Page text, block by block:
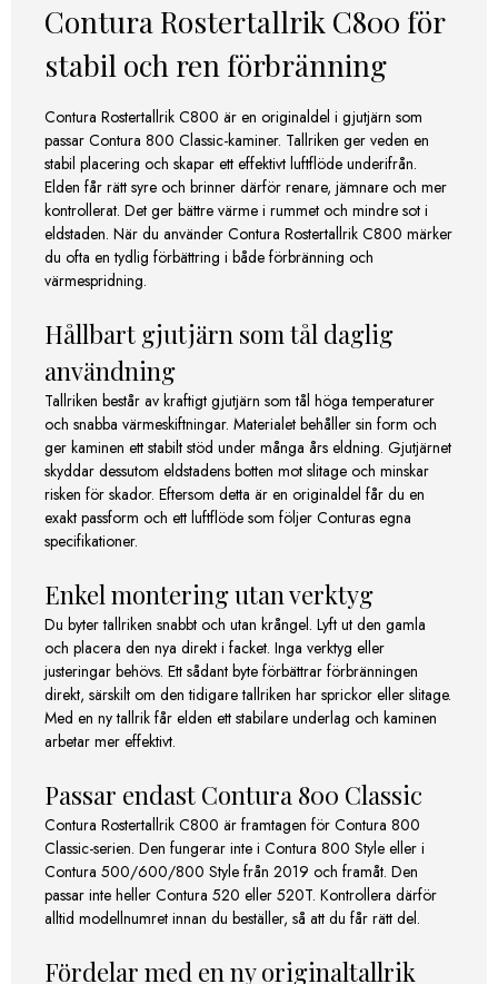
Contura Rostertallrik C800 för
stabil och ren förbränning
Contura Rostertallrik C800 är en originaldel i gjutjärn som
passar Contura 800 Classic-kaminer. Tallriken ger veden en
stabil placering och skapar ett effektivt luftflöde underifrån.
Elden får rätt syre och brinner därför renare, jämnare och mer
kontrollerat. Det ger bättre värme i rummet och mindre sot i
eldstaden. När du använder Contura Rostertallrik C800 märker
du ofta en tydlig förbättring i både förbränning och
värmespridning.
Hållbart gjutjärn som tål daglig
användning
Tallriken består av kraftigt gjutjärn som tål höga temperaturer
och snabba värmeskiftningar. Materialet behåller sin form och
ger kaminen ett stabilt stöd under många års eldning. Gjutjärnet
skyddar dessutom eldstadens botten mot slitage och minskar
risken för skador. Eftersom detta är en originaldel får du en
exakt passform och ett luftflöde som följer Conturas egna
specifikationer.
Enkel montering utan verktyg
Du byter tallriken snabbt och utan krångel. Lyft ut den gamla
och placera den nya direkt i facket. Inga verktyg eller
justeringar behövs. Ett sådant byte förbättrar förbränningen
direkt, särskilt om den tidigare tallriken har sprickor eller slitage.
Med en ny tallrik får elden ett stabilare underlag och kaminen
arbetar mer effektivt.
Passar endast Contura 800 Classic
Contura Rostertallrik C800 är framtagen för Contura 800
Classic-serien. Den fungerar inte i Contura 800 Style eller i
Contura 500/600/800 Style från 2019 och framåt. Den
passar inte heller Contura 520 eller 520T. Kontrollera därför
alltid modellnumret innan du beställer, så att du får rätt del.
Fördelar med en ny originaltallrik